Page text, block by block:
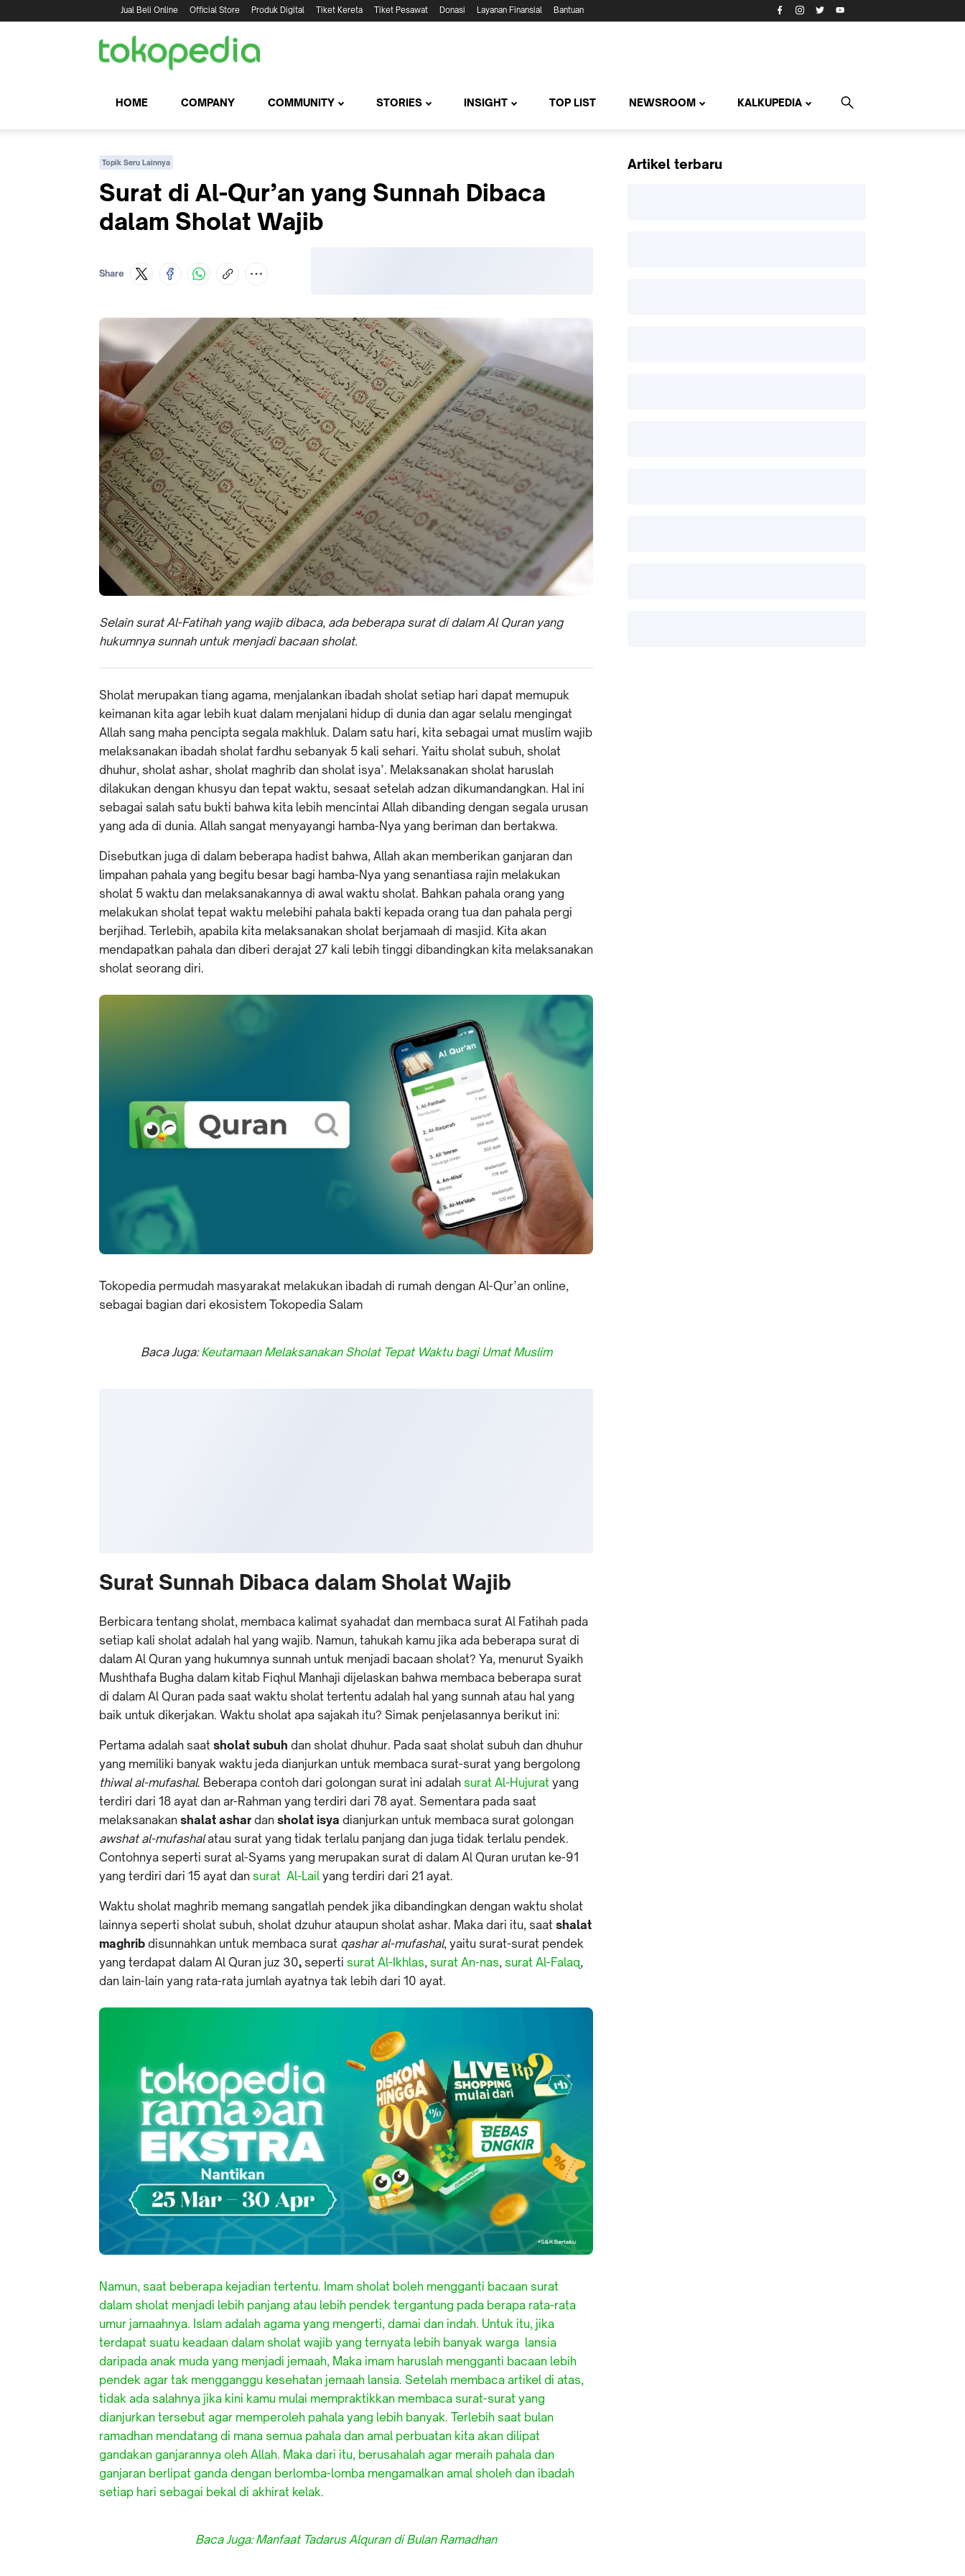
Jual Beli Online Official Store Produk Digital Tiket Kereta Tiket Pesawat Donasi Layanan Finansial Bantuan
HOME COMPANY COMMUNITY STORIES INSIGHT TOP LIST NEWSROOM KALKUPEDIA
Topik Seru Lainnya
Surat di Al-Qur’an yang Sunnah Dibaca
dalam Sholat Wajib
Share
Selain surat Al-Fatihah yang wajib dibaca, ada beberapa surat di dalam Al Quran yang
hukumnya sunnah untuk menjadi bacaan sholat.
Sholat merupakan tiang agama, menjalankan ibadah sholat setiap hari dapat memupuk
keimanan kita agar lebih kuat dalam menjalani hidup di dunia dan agar selalu mengingat
Allah sang maha pencipta segala makhluk. Dalam satu hari, kita sebagai umat muslim wajib
melaksanakan ibadah sholat fardhu sebanyak 5 kali sehari. Yaitu sholat subuh, sholat
dhuhur, sholat ashar, sholat maghrib dan sholat isya’. Melaksanakan sholat haruslah
dilakukan dengan khusyu dan tepat waktu, sesaat setelah adzan dikumandangkan. Hal ini
sebagai salah satu bukti bahwa kita lebih mencintai Allah dibanding dengan segala urusan
yang ada di dunia. Allah sangat menyayangi hamba-Nya yang beriman dan bertakwa.
Disebutkan juga di dalam beberapa hadist bahwa, Allah akan memberikan ganjaran dan
limpahan pahala yang begitu besar bagi hamba-Nya yang senantiasa rajin melakukan
sholat 5 waktu dan melaksanakannya di awal waktu sholat. Bahkan pahala orang yang
melakukan sholat tepat waktu melebihi pahala bakti kepada orang tua dan pahala pergi
berjihad. Terlebih, apabila kita melaksanakan sholat berjamaah di masjid. Kita akan
mendapatkan pahala dan diberi derajat 27 kali lebih tinggi dibandingkan kita melaksanakan
sholat seorang diri.
Tokopedia permudah masyarakat melakukan ibadah di rumah dengan Al-Qur’an online,
sebagai bagian dari ekosistem Tokopedia Salam
Baca Juga:Keutamaan Melaksanakan Sholat Tepat Waktu bagi Umat Muslim
Surat Sunnah Dibaca dalam Sholat Wajib
Berbicara tentang sholat, membaca kalimat syahadat dan membaca surat Al Fatihah pada
setiap kali sholat adalah hal yang wajib. Namun, tahukah kamu jika ada beberapa surat di
dalam Al Quran yang hukumnya sunnah untuk menjadi bacaan sholat? Ya, menurut Syaikh
Mushthafa Bugha dalam kitab Fiqhul Manhaji dijelaskan bahwa membaca beberapa surat
di dalam Al Quran pada saat waktu sholat tertentu adalah hal yang sunnah atau hal yang
baik untuk dikerjakan. Waktu sholat apa sajakah itu? Simak penjelasannya berikut ini:
Pertama adalah saat sholat subuh dan sholat dhuhur. Pada saat sholat subuh dan dhuhur
yang memiliki banyak waktu jeda dianjurkan untuk membaca surat-surat yang bergolong
thiwal al-mufashal. Beberapa contoh dari golongan surat ini adalah surat Al-Hujurat yang
terdiri dari 18 ayat dan ar-Rahman yang terdiri dari 78 ayat. Sementara pada saat
melaksanakan shalat ashardan sholat isya dianjurkan untuk membaca surat golongan
awshat al-mufashalatau surat yang tidak terlalu panjang dan juga tidak terlalu pendek.
Contohnya seperti surat al-Syams yang merupakan surat di dalam Al Quran urutan ke-91
yang terdiri dari 15 ayat dan surat Al-Lail yang terdiri dari 21 ayat.
Waktu sholat maghrib memang sangatlah pendek jika dibandingkan dengan waktu sholat
lainnya seperti sholat subuh, sholat dzuhur ataupun sholat ashar. Maka dari itu, saat shalat
maghrib disunnahkan untuk membaca surat qashar al-mufashal, yaitu surat-surat pendek
yang terdapat dalam Al Quran juz 30, seperti surat Al-Ikhlas, surat An-nas, surat Al-Falaq,
dan lain-lain yang rata-rata jumlah ayatnya tak lebih dari 10 ayat.
Namun, saat beberapa kejadian tertentu. Imam sholat boleh mengganti bacaan surat
dalam sholat menjadi lebih panjang atau lebih pendek tergantung pada berapa rata-rata
umur jamaahnya. Islam adalah agama yang mengerti, damai dan indah. Untuk itu, jika
terdapat suatu keadaan dalam sholat wajib yang ternyata lebih banyak warga lansia
daripada anak muda yang menjadi jemaah, Maka imam haruslah mengganti bacaan lebih
pendek agar tak mengganggu kesehatan jemaah lansia. Setelah membaca artikel di atas,
tidak ada salahnya jika kini kamu mulai mempraktikkan membaca surat-surat yang
dianjurkan tersebut agar memperoleh pahala yang lebih banyak. Terlebih saat bulan
ramadhan mendatang di mana semua pahala dan amal perbuatan kita akan dilipat
gandakan ganjarannya oleh Allah. Maka dari itu, berusahalah agar meraih pahala dan
ganjaran berlipat ganda dengan berlomba-lomba mengamalkan amal sholeh dan ibadah
setiap hari sebagai bekal di akhirat kelak.
Baca Juga:Manfaat Tadarus Alquran di Bulan Ramadhan
Artikel terbaru